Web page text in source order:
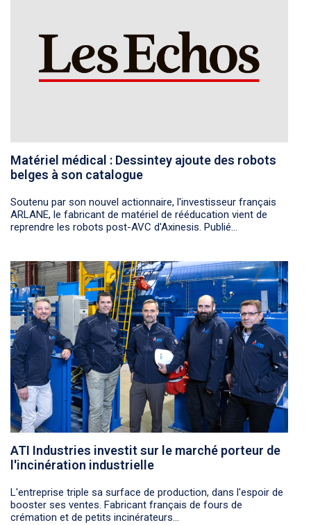
Matériel médical : Dessintey ajoute des robots
belges à son catalogue
Soutenu par son nouvel actionnaire, l'investisseur français
ARLANE, le fabricant de matériel de rééducation vient de
reprendre les robots post-AVC d'Axinesis. Publié...
ATI Industries investit sur le marché porteur de
l'incinération industrielle
L'entreprise triple sa surface de production, dans l'espoir de
booster ses ventes. Fabricant français de fours de
crémation et de petits incinérateurs...